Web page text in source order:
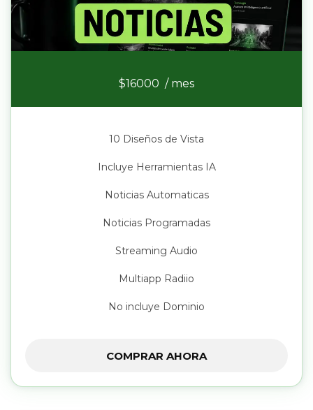
$16000 / mes
10 Diseños de Vista
Incluye Herramientas IA
Noticias Automaticas
Noticias Programadas
Streaming Audio
Multiapp Radiio
No incluye Dominio
COMPRAR AHORA